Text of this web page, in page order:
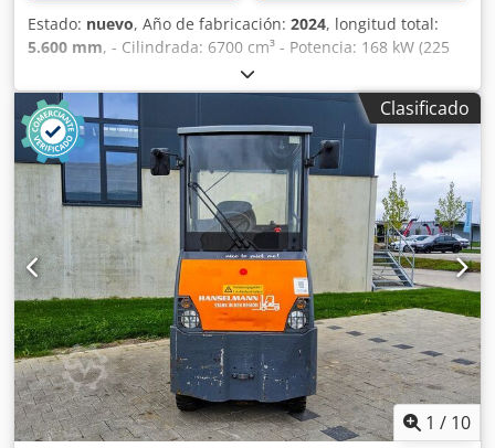
Estado: nuevo, Año de fabricación: 2024, longitud total:
5.600 mm, - Cilindrada: 6700 cm³ - Potencia: 168 kW (225
CV) a 1800 rpm - Par motor: 1186 Nm a 1300 rpm -
Transmisión: Allison, Tipo 3000 - Transmisión automática
con 6 marchas hacia adelante, 1 marcha hacia atrás y
bloqueo. - Eje delantero Eje direccional no motriz,
capacidad de carga: 10.000 kg (a 20 km/h), dependiendo
de la clasificación de los neumáticos. - Eje rígido:
capacidad de carga 30.000 kg (20 km/h), relación de
reducción 11,98:1, dependiendo de la clasificación de los
neumáticos. - Suspensión: Eje delantero: Ballestas
parabólicas en Soporte de goma con 2 amortiguadores
telescópicos absorbedores. Sistema libre de
mantenimiento. Eje trasero: Atornillado directamente al
chasis - Dirección: Sistema de dirección Orbitrol
totalmente hidrostático y cilindro de dirección de doble
efecto, diámetro del volante 350 mm, radio de giro sobre el
parachoques delantero 3300 mm - Sistema hidráulico:
Bomba hidráulica accionada por motor para dirección y
Clasificado
1 / 10